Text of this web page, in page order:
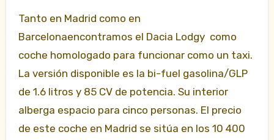
Tanto en Madrid como en
Barcelonaencontramos el Dacia Lodgy como
coche homologado para funcionar como un taxi.
La versión disponible es la bi-fuel gasolina/GLP
de 1.6 litros y 85 CV de potencia. Su interior
alberga espacio para cinco personas. El precio
de este coche en Madrid se sitúa en los 10 400